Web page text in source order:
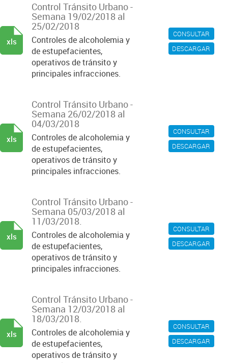
CONSULTAR
DESCARGAR
Control Tránsito Urbano -
Semana 19/02/2018 al
25/02/2018
Controles de alcoholemia y
de estupefacientes,
operativos de tránsito y
principales infracciones.
xls
CONSULTAR
DESCARGAR
Control Tránsito Urbano -
Semana 26/02/2018 al
04/03/2018
Controles de alcoholemia y
de estupefacientes,
operativos de tránsito y
principales infracciones.
xls
CONSULTAR
DESCARGAR
Control Tránsito Urbano -
Semana 05/03/2018 al
11/03/2018.
Controles de alcoholemia y
de estupefacientes,
operativos de tránsito y
principales infracciones.
xls
CONSULTAR
DESCARGAR
Control Tránsito Urbano -
Semana 12/03/2018 al
18/03/2018.
Controles de alcoholemia y
de estupefacientes,
operativos de tránsito y
xls